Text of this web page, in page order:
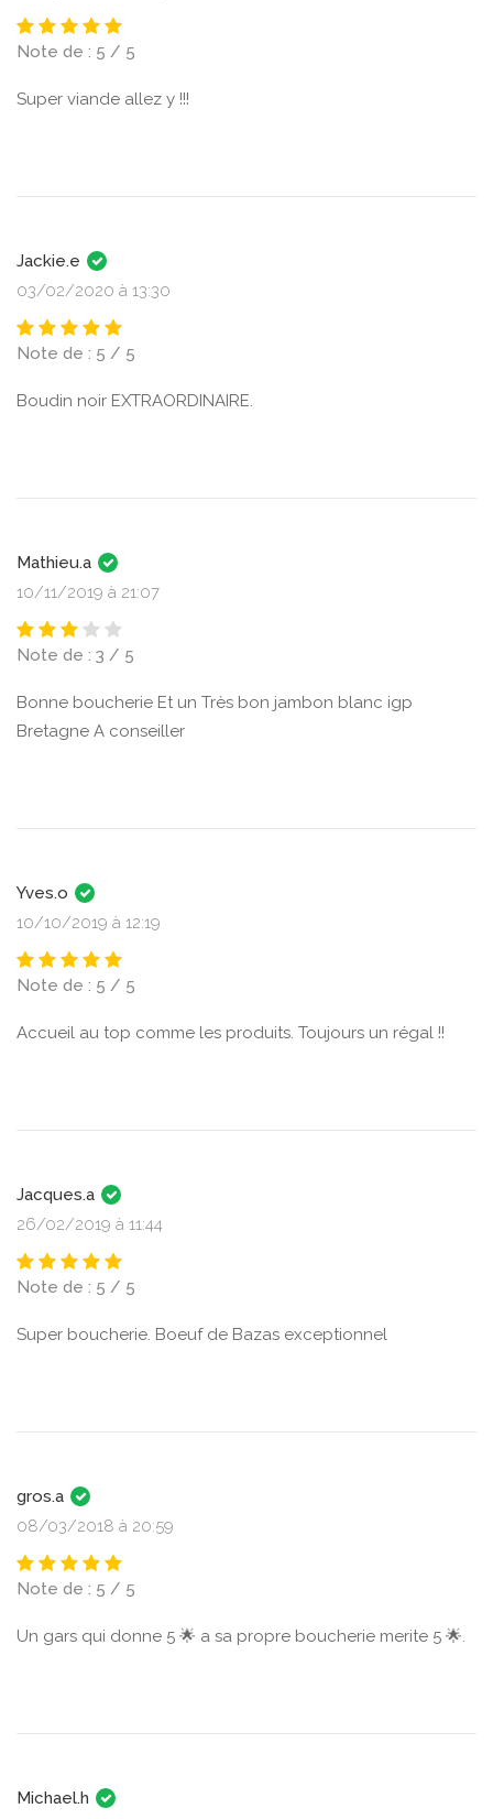
Note de : 5 / 5
Super viande allez y !!!
Jackie.e
03/02/2020 à 13:30
Note de : 5 / 5
Boudin noir EXTRAORDINAIRE.
Mathieu.a
10/11/2019 à 21:07
Note de : 3 / 5
Bonne boucherie Et un Très bon jambon blanc igp
Bretagne A conseiller
Yves.o
10/10/2019 à 12:19
Note de : 5 / 5
Accueil au top comme les produits. Toujours un régal !!
Jacques.a
26/02/2019 à 11:44
Note de : 5 / 5
Super boucherie. Boeuf de Bazas exceptionnel
gros.a
08/03/2018 à 20:59
Note de : 5 / 5
Un gars qui donne 5 🌟 a sa propre boucherie merite 5 🌟.
Michael.h